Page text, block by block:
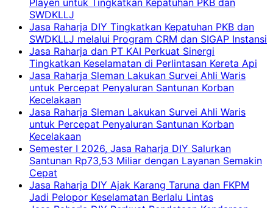
SWDKLLJ
Jasa Raharja DIY Tingkatkan Kepatuhan PKB dan
SWDKLLJ melalui Program CRM dan SIGAP Instansi
Jasa Raharja dan PT KAI Perkuat Sinergi
Tingkatkan Keselamatan di Perlintasan Kereta Api
Jasa Raharja Sleman Lakukan Survei Ahli Waris
untuk Percepat Penyaluran Santunan Korban
Kecelakaan
Jasa Raharja Sleman Lakukan Survei Ahli Waris
untuk Percepat Penyaluran Santunan Korban
Kecelakaan
Semester I 2026, Jasa Raharja DIY Salurkan
Santunan Rp73,53 Miliar dengan Layanan Semakin
Cepat
Jasa Raharja DIY Ajak Karang Taruna dan FKPM
Jadi Pelopor Keselamatan Berlalu Lintas